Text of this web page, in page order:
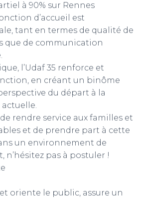
à 90% sur Rennes
d’accueil est
tant en termes de qualité de
que de communication
l’Udaf 35 renforce et
en créant un binôme
du départ à la
actuelle.
rendre service aux familles et
et de prendre part à cette
un environnement de
n’hésitez pas à postuler !
oriente le public, assure un